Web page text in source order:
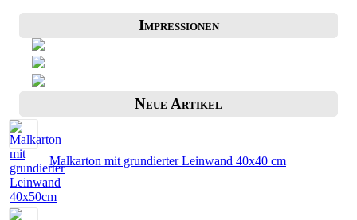
Impressionen
Neue Artikel
Malkarton mit grundierter Leinwand 40x40 cm